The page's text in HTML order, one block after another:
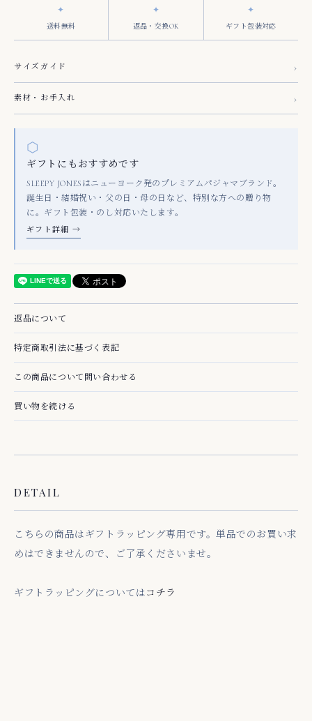
✦
送料無料
✦
返品・交換OK
✦
ギフト包装対応
サイズガイド ›
素材・お手入れ ›
⬡
ギフトにもおすすめです
SLEEPY JONESはニューヨーク発のプレミアムパジャマブランド。
誕生日・結婚祝い・父の日・母の日など、特別な方への贈り物
に。ギフト包装・のし対応いたします。
ギフト詳細 →
返品について
特定商取引法に基づく表記
この商品について問い合わせる
買い物を続ける
DETAIL
こちらの商品はギフトラッピング専用です。単品でのお買い求
めはできませんので、ご了承くださいませ。
ギフトラッピングについてはコチラ